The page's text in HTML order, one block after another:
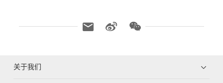
关于我们